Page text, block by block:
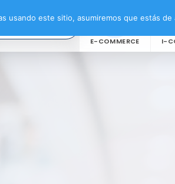
E-COMMERCE I-
usando este sitio, asumiremos que estás de